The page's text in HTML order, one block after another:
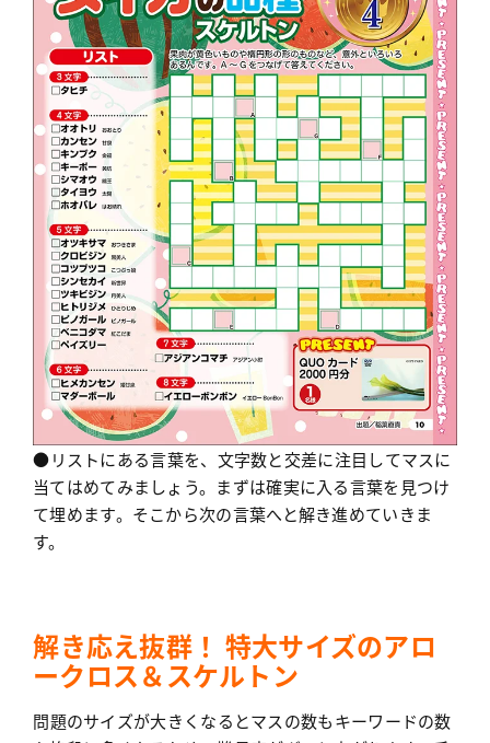
●リストにある言葉を、文字数と交差に注目してマスに
当てはめてみましょう。まずは確実に入る言葉を見つけ
て埋めます。そこから次の言葉へと解き進めていきま
す。
解き応え抜群！ 特大サイズのアロ
ークロス＆スケルトン
問題のサイズが大きくなるとマスの数もキーワードの数